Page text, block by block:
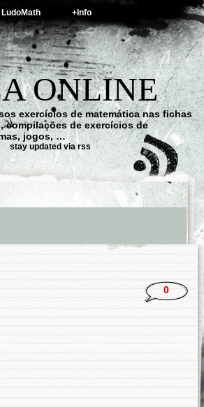
LudoMath +Info
ONLINE
exercícios de matemática nas fichas
compilações de exercícios de
jogos, …
stay updated via rss
0